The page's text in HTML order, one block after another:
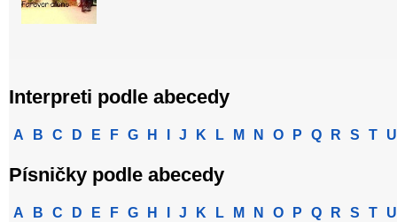
Interpreti podle abecedy
A B C D E F G H J K L M N O P Q R S T U
Písničky podle abecedy
A B C D E F G H J K L M N O P Q R S T U